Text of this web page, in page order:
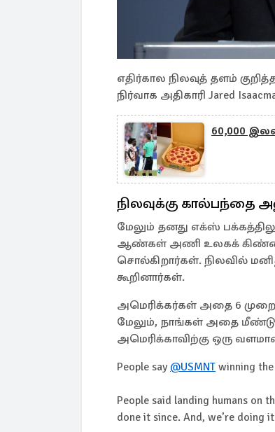
எதிர்கால நிலவுத் தளம்
நிர்வாக அதிகாரி Jared
60,000
நிலவுக்கு கால்பந்தை
மேலும் தனது எக்ஸ்
ஆண்கள் அணி உலகக்
சொல்கிறார்கள். நிலவில்
கூறினார்கள்.
அமெரிக்கர்கள் அதை 6
மேலும், நாங்கள் அதை
அமெரிக்காவிற்கு ஒரு
People say @USMNT winning
People said landing humans on
done it since. And, we’re doing